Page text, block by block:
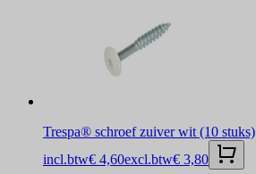
Trespa® schroef zuiver wit (10 stuks)
incl.btw€ 4,60excl.btw€ 3,80